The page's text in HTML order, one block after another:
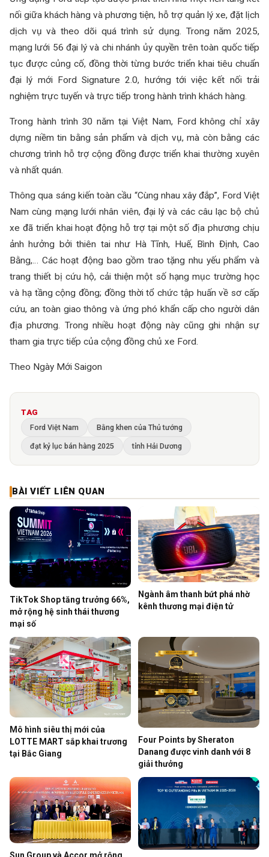
nối giữa khách hàng và phương tiện, hỗ trợ quản lý xe, đặt lịch
dịch vụ và theo dõi quá trình sử dụng. Trong năm 2025,
mạng lưới 56 đại lý và chi nhánh ủy quyền trên toàn quốc tiếp
tục được củng cố, đồng thời từng bước triển khai tiêu chuẩn
đại lý mới Ford Signature 2.0, hướng tới việc kết nối trải
nghiệm trực tuyến và trực tiếp trong hành trình khách hàng.
Trong hành trình 30 năm tại Việt Nam, Ford không chỉ xây
dựng niềm tin bằng sản phẩm và dịch vụ, mà còn bằng các
chương trình hỗ trợ cộng đồng được triển khai thường xuyên
và nhất quán.
Thông qua sáng kiến toàn cầu “Cùng nhau xây đắp”, Ford Việt
Nam cùng mạng lưới nhân viên, đại lý và các câu lạc bộ chủ
xe đã triển khai hoạt động hỗ trợ tại một số địa phương chịu
ảnh hưởng bởi thiên tai như Hà Tĩnh, Huế, Bình Định, Cao
Bằng,… Các hoạt động bao gồm trao tặng nhu yếu phẩm và
trang thiết bị cứu hộ, cải thiện một số hạng mục trường học
và hạ tầng cộng đồng; đồng thời tổ chức tập huấn về sơ cấp
cứu, an toàn giao thông và ứng phó khẩn cấp cho người dân
địa phương. Trong nhiều hoạt động này cũng ghi nhận sự
tham gia trực tiếp của cộng đồng chủ xe Ford.
Theo Ngày Mới Saigon
TAG
Ford Việt Nam
Bằng khen của Thủ tướng
đạt kỷ lục bán hàng 2025 tỉnh Hải Dương
BÀI VIẾT LIÊN QUAN
TikTok Shop tăng trưởng 66%,
mở rộng hệ sinh thái thương
mại số
Ngành âm thanh bứt phá nhờ
kênh thương mại điện tử
Mô hình siêu thị mới của
LOTTE MART sắp khai trương
tại Bắc Giang
Four Points by Sheraton
Danang được vinh danh với 8
giải thưởng